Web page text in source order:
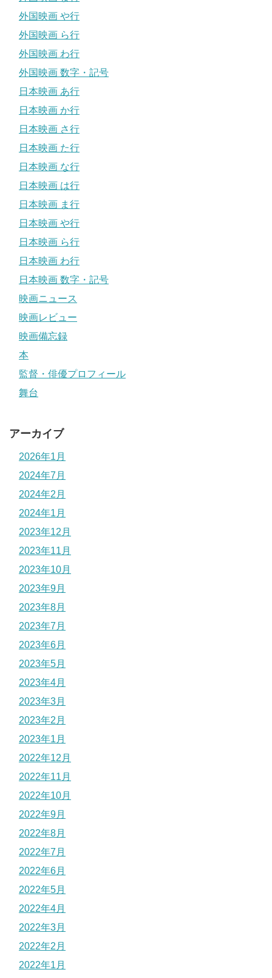
外国映画 や行
外国映画 ら行
外国映画 わ行
外国映画 数字・記号
日本映画 あ行
日本映画 か行
日本映画 さ行
日本映画 た行
日本映画 な行
日本映画 は行
日本映画 ま行
日本映画 や行
日本映画 ら行
日本映画 わ行
日本映画 数字・記号
映画ニュース
映画レビュー
映画備忘録
本
監督・俳優プロフィール
舞台
アーカイブ
2026年1月
2024年7月
2024年2月
2024年1月
2023年12月
2023年11月
2023年10月
2023年9月
2023年8月
2023年7月
2023年6月
2023年5月
2023年4月
2023年3月
2023年2月
2023年1月
2022年12月
2022年11月
2022年10月
2022年9月
2022年8月
2022年7月
2022年6月
2022年5月
2022年4月
2022年3月
2022年2月
2022年1月